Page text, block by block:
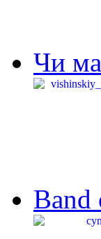
Чи
Band